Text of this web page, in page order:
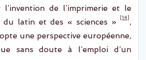
l’invention de l’imprimerie et le
du latin et des « sciences »
[14] ,
une perspective européenne,
sans doute à l’emploi d’un